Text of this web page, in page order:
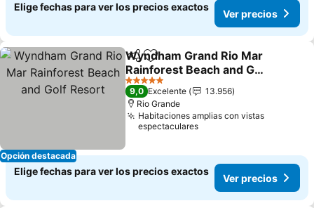
Elige fechas para ver los precios exactos
Ver precios
Opción destacada
CompartirAgregar a favoritos
Wyndham Grand Rio Mar
Rainforest Beach and Golf
Resort
Ver precios
5 Estrellas
9,0 Excelente
13.956
Rio Grande
Habitaciones amplias con vistas
espectaculares
Elige fechas para ver los precios exactos
Ver precios